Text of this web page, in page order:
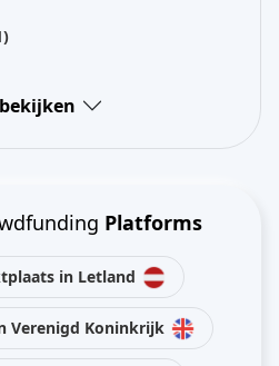
Platforms
in Letland
Verenigd Koninkrijk